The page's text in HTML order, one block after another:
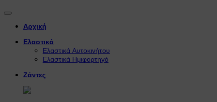
Αρχική
Ελαστικά
Ελαστικά Αυτοκινήτου
Ελαστικά Ημιφορτηγό
Ζάντες